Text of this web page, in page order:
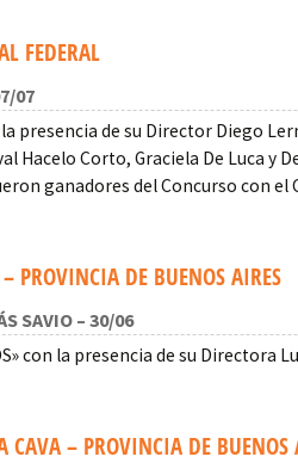
FEDERAL
07
la presencia de su Director Diego
Hacelo Corto, Graciela De Luca y
ganadores del Concurso con el
PROVINCIA DE BUENOS AIRES
SAVIO – 30/06
con la presencia de su Directora
CAVA – PROVINCIA DE